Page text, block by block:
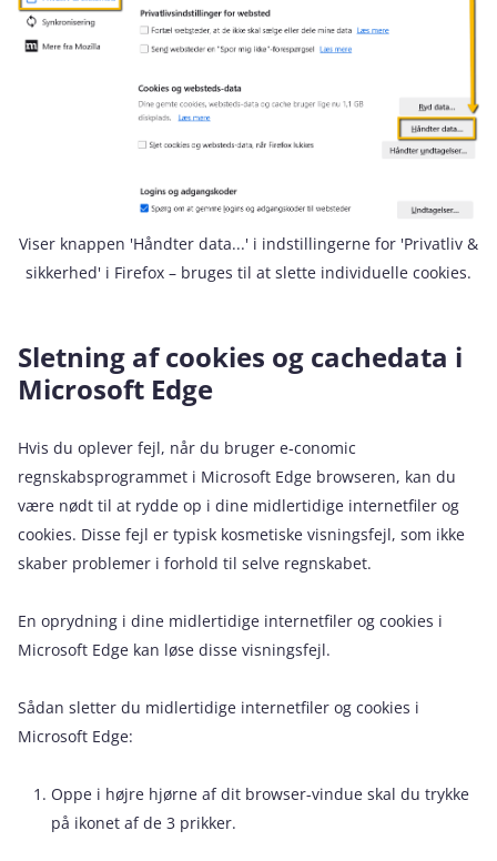
Viser knappen 'Håndter data...' i indstillingerne for 'Privatliv &
sikkerhed' i Firefox – bruges til at slette individuelle cookies.
Sletning af cookies og cachedata i
Microsoft Edge
Hvis du oplever fejl, når du bruger e‑conomic
regnskabsprogrammet i Microsoft Edge browseren, kan du
være nødt til at rydde op i dine midlertidige internetfiler og
cookies. Disse fejl er typisk kosmetiske visningsfejl, som ikke
skaber problemer i forhold til selve regnskabet.
En oprydning i dine midlertidige internetfiler og cookies i
Microsoft Edge kan løse disse visningsfejl.
Sådan sletter du midlertidige internetfiler og cookies i
Microsoft Edge:
Oppe i højre hjørne af dit browser-vindue skal du trykke
på ikonet af de 3 prikker.